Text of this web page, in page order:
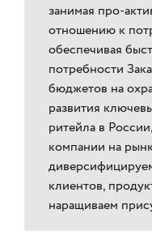
занимая про-
отношению к
обеспечивая
потребности
бюджетов на
развития
ритейла в
компании на
клиентов,
наращиваем